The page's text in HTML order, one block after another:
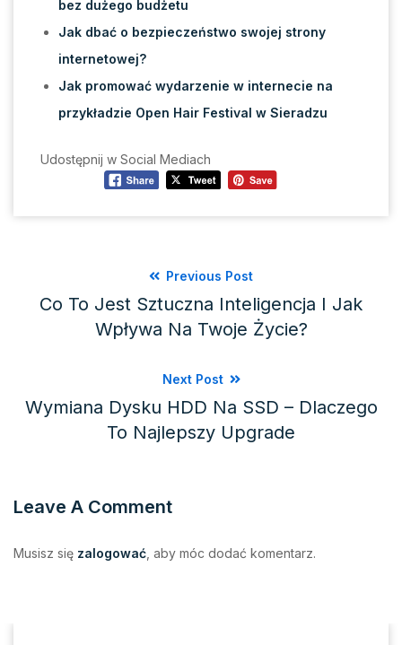
bez dużego budżetu
Jak dbać o bezpieczeństwo swojej strony
internetowej?
Jak promować wydarzenie w internecie na
przykładzie Open Hair Festival w Sieradzu
Udostępnij w Social Mediach
Previous Post
Co To Jest Sztuczna Inteligencja I Jak
Wpływa Na Twoje Życie?
Next Post
Wymiana Dysku HDD Na SSD – Dlaczego
To Najlepszy Upgrade
Leave A Comment
Musisz się zalogować , aby móc dodać komentarz.